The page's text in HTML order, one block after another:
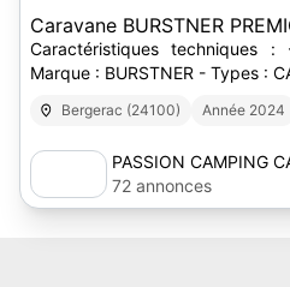
Caravane BURSTNER
Caractéristiques techniques
Marque : BURSTNER - Types :
Bergerac (24100) Année 2024
PASSION CAMPING
72 annonces